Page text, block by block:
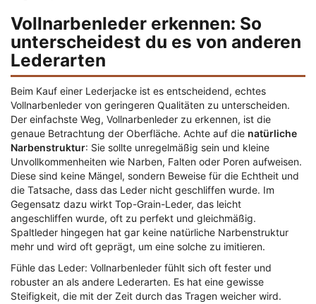
Vollnarbenleder erkennen: So
unterscheidest du es von anderen
Lederarten
Beim Kauf einer Lederjacke ist es entscheidend, echtes
Vollnarbenleder von geringeren Qualitäten zu unterscheiden.
Der einfachste Weg, Vollnarbenleder zu erkennen, ist die
genaue Betrachtung der Oberfläche. Achte auf die natürliche
Narbenstruktur: Sie sollte unregelmäßig sein und kleine
Unvollkommenheiten wie Narben, Falten oder Poren aufweisen.
Diese sind keine Mängel, sondern Beweise für die Echtheit und
die Tatsache, dass das Leder nicht geschliffen wurde. Im
Gegensatz dazu wirkt Top-Grain-Leder, das leicht
angeschliffen wurde, oft zu perfekt und gleichmäßig.
Spaltleder hingegen hat gar keine natürliche Narbenstruktur
mehr und wird oft geprägt, um eine solche zu imitieren.
Fühle das Leder: Vollnarbenleder fühlt sich oft fester und
robuster an als andere Lederarten. Es hat eine gewisse
Steifigkeit, die mit der Zeit durch das Tragen weicher wird.